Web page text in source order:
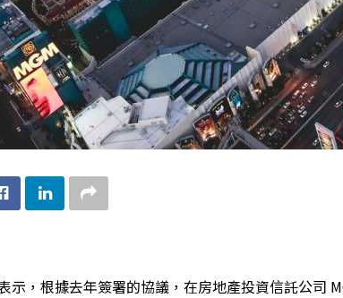
示，根據去年簽署的協議，在房地產投資信託公司